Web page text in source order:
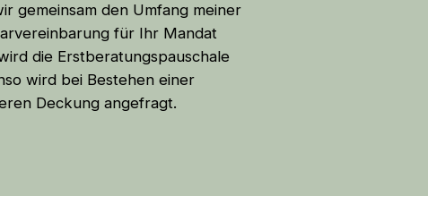
gemeinsam den Umfang meiner
für Ihr Mandat
die Erstberatungspauschale
wird bei Bestehen einer
Deckung angefragt.